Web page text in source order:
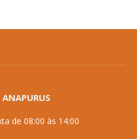
de 08:00 às 14:00